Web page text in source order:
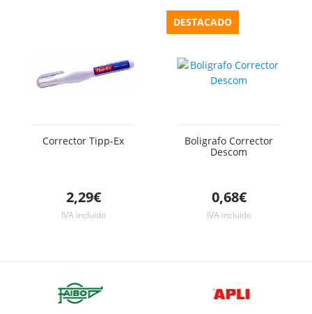
Corrector Tipp-Ex
2,29€
IVA incluido
DESTACADO
Boligrafo Corrector
Descom
0,68€
IVA incluido